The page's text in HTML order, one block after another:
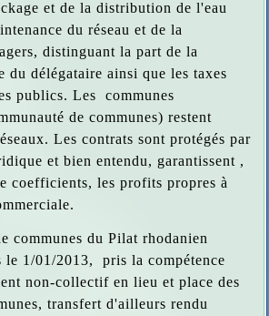
et de la distribution de l'eau
du réseau et de la
distinguant la part de la
délégataire ainsi que les taxes
publics. Les communes
de communes) restent
Les contrats sont protégés par
et bien entendu, garantissent ,
coefficients, les profits propres à
communes du Pilat rhodanien
1/01/2013, pris la compétence
non-collectif en lieu et place des
transfert d'ailleurs rendu